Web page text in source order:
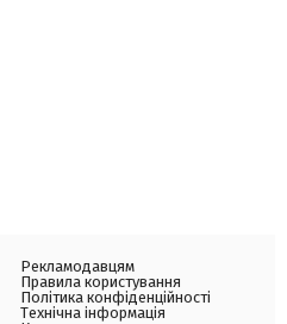
Рекламодавцям
Правила користування
Політика конфіденційності
Технічна інформація